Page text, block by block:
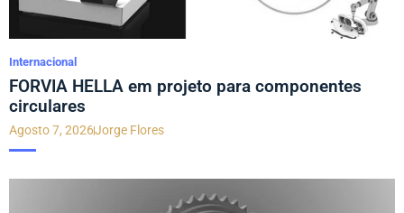
Internacional
FORVIA HELLA em projeto para componentes
circulares
Agosto 7, 2026Jorge Flores